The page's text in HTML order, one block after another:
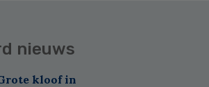
nieuws
kloof in